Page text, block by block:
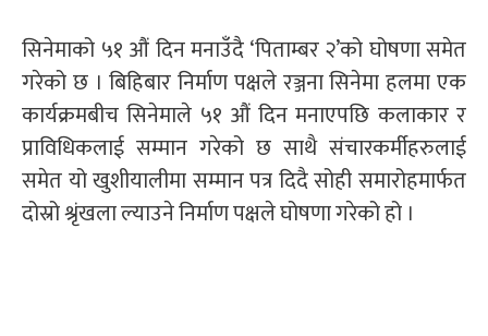
सिनेमाको ५१ औं दिन मनाउँदै ‘पिताम्बर २’को घोषणा समेत
गरेको छ । बिहिबार निर्माण पक्षले रञ्जना सिनेमा हलमा एक
कार्यक्रमबीच सिनेमाले ५१ औं दिन मनाएपछि कलाकार र
प्राविधिकलाई सम्मान गरेको छ साथै संचारकर्मीहरुलाई
समेत यो खुशीयालीमा सम्मान पत्र दिदै सोही समारोहमार्फत
दोस्रो श्रृंखला ल्याउने निर्माण पक्षले घोषणा गरेको हो ।